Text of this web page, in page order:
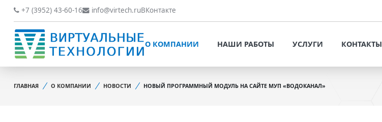
О КОМПАНИИ
ВИДЫ ДЕЯТЕЛЬНОСТИ
НОВОСТИ
НАШИ ПРЕИМУЩЕСТВА
НАШИ РАБОТЫ
ОФОРМИТЬ ЗАЯВКУ
+7 (3952) 43-60-16 info@virtech.ruВКонтакте
О КОМПАНИИ НАШИ РАБОТЫ УСЛУГИ
РАЗРАБОТКА САЙТОВ И
КОНТАКТЫ
ГЛАВНАЯ О КОМПАНИИ НОВОСТИ НОВЫЙ ПРОГРАММНЫЙ МОДУЛЬ НА САЙТЕ МУП «ВОДОКАНАЛ»